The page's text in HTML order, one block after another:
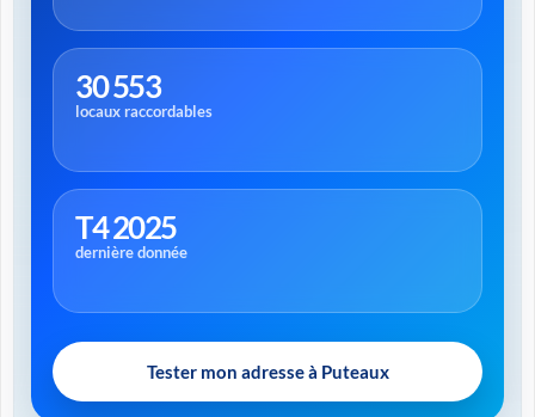
30 553
locaux raccordables
T4 2025
dernière donnée
Tester mon adresse à Puteaux